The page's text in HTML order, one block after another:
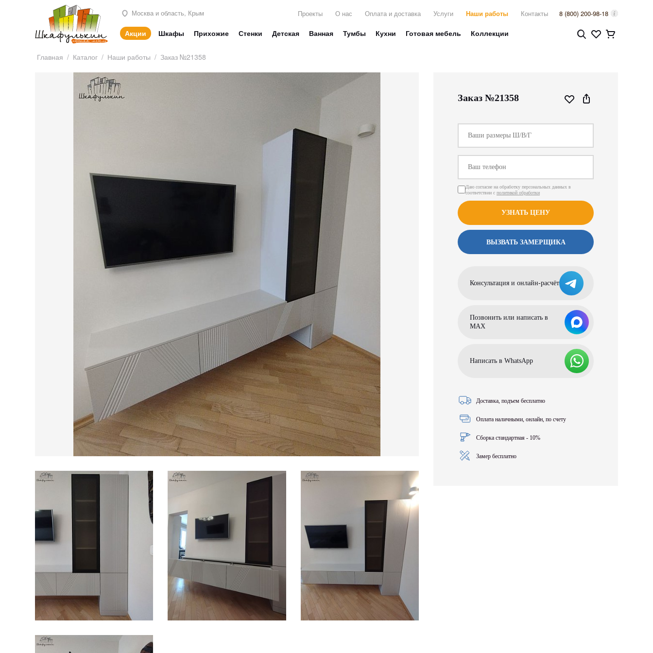
Москва и область, Крым Проекты О нас Оплата и доставка Услуги Наши работы Контакты 8 (800) 200-98-18
Акции Шкафы Прихожие Стенки Детская Ванная Тумбы Кухни Готовая мебель Коллекции
Главная / Каталог / Наши работы / Заказ №21358
Заказ №21358
Даю согласие на обработку персональных данных в
соответствии с политикой обработки
УЗНАТЬ ЦЕНУ
ВЫЗВАТЬ ЗАМЕРЩИКА
Консультация и онлайн-расчёт
Позвонить или написать в
МАХ
Написать в WhatsApp
Доставка, подъем бесплатно
Оплата наличными, онлайн, по счету
Сборка стандартная - 10%
Замер бесплатно